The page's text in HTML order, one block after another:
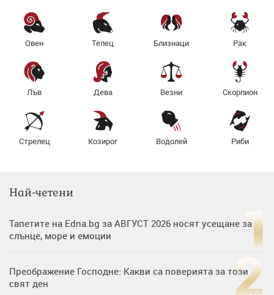
Овен Телец Близнаци Рак
Лъв Дева Везни Скорпион
Стрелец Козирог Водолей Риби
Най-четени
Тапетите на Edna.bg за АВГУСТ 2026 носят усещане за
слънце, море и емоции
Преображение Господне: Какви са поверията за този
свят ден